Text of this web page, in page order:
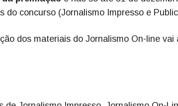
do concurso (Jornalismo Impresso e
dos materiais do Jornalismo On-line vai